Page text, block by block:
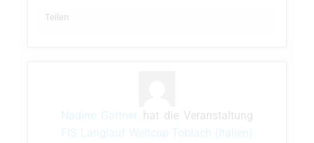
Teilen
Nadine Gärtner hat die Veranstaltung
FIS Langlauf Weltcup Toblach (Italien)